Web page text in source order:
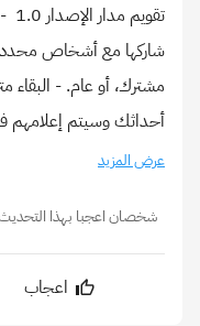
شاركها مع أشخاص
مشترك، أو عام. - البقاء
أحداثك وسيتم إعلامهم
عرض المزيد
شخصان اعجبا بهذا
اعجاب